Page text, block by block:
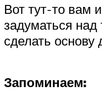
Вот тут-то вам
задуматься
сделать основу
Запоминаем: